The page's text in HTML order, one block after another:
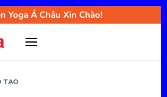
Bỏ
qua
nội
Yoga Á Châu Xin Chào!
TẠO